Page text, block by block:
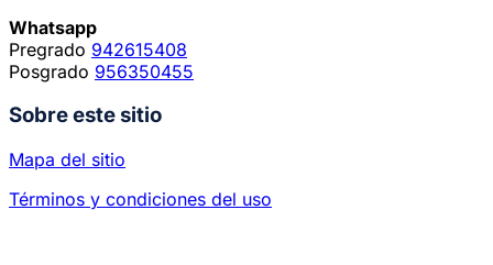
Whatsapp
Pregrado 942615408
Posgrado 956350455
Sobre este sitio
Mapa del sitio
Términos y condiciones del uso